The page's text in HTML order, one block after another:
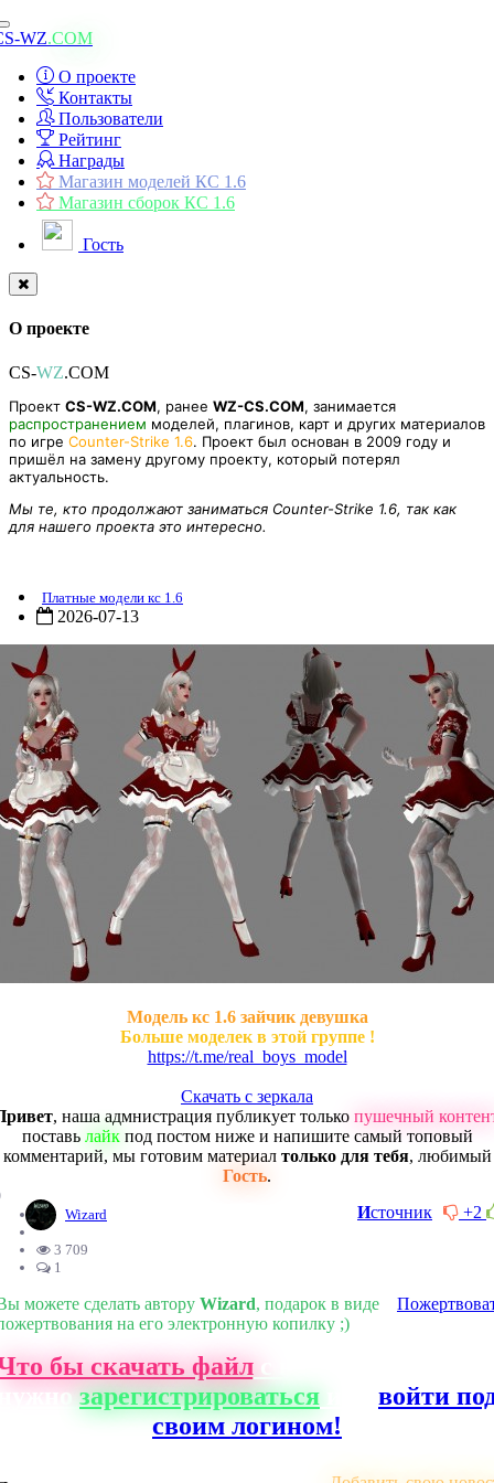
Toggle
navigation
WZ.COM
О проекте
Контакты
Пользователи
Рейтинг
Награды
Магазин моделей КС 1.6
Магазин сборок КС 1.6
Гость
О проекте
CS-WZ.COM
Проект CS-WZ.COM, ранее WZ-CS.COM, занимается
распространением моделей, плагинов, карт и других материалов
по игре Counter-Strike 1.6. Проект был основан в 2009 году и
пришёл на замену другому проекту, который потерял
актуальность.
Мы те, кто продолжают заниматься Counter-Strike 1.6, так как
для нашего проекта это интересно.
Платные модели кс 1.6
2026-07-13
Модель кс 1.6 зайчик девушка
Больше моделек в этой группе !
https://t.me/real_boys_model
Скачать с зеркала
, наша адмнистрация публикует только пушечный
поставь лайкпод постом ниже и напишите самый топовый
комментарий, мы готовим материал только для тебя, любимый
Гость.
+2
Источник
Wizard
3 709
1
можете сделать автору Wizard, подарок в виде
на его электронную копилку ;)
бы скачать файлс нашего сайта,
зарегистрироваться
войти
своим логином!